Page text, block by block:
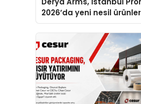
2026’da yeni nesil
global marka vizyonunu
sergiledi